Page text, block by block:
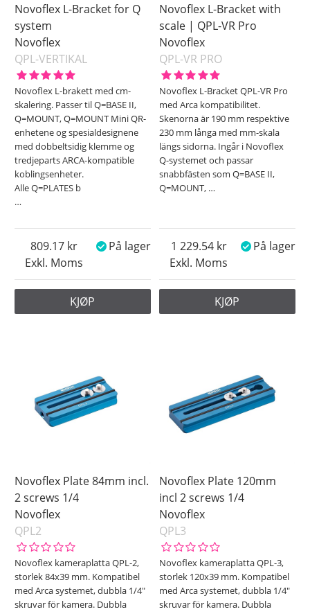
Novoflex L-Bracket for Q
system
Novoflex
QPL-VERTIKAL
Novoflex L-brakett med cm-
skalering. Passer til Q=BASE II,
Q=MOUNT, Q=MOUNT Mini QR-
enhetene og spesialdesignene
med dobbeltsidig klemme og
tredjeparts ARCA-kompatible
koblingsenheter.
Alle Q=PLATES b
…
Exkl. Moms
809.17 På lager
KJØP
Novoflex L-Bracket with
scale | QPL-VR Pro
Novoflex
QPL-VR PRO
Novoflex L-Bracket QPL-VR Pro
med Arca kompatibilitet.
Skenorna är 190 mm respektive
230 mm långa med mm-skala
längs sidorna. Ingår i Novoflex
Q-systemet och passar
snabbfästen som Q=BASE II,
Q=MOUNT, …
Exkl. Moms
1 229.54 På lager
KJØP
Novoflex Plate 84mm incl.
2 screws 1/4
Novoflex
QPL2
Novoflex kameraplatta QPL-2,
storlek 84x39 mm. Kompatibel
med Arca systemet, dubbla 1/4"
skruvar för kamera. Dubbla
Novoflex Plate 120mm
incl 2 screws 1/4
Novoflex
QPL3
Novoflex kameraplatta QPL-3,
storlek 120x39 mm. Kompatibel
med Arca systemet, dubbla 1/4"
skruvar för kamera. Dubbla